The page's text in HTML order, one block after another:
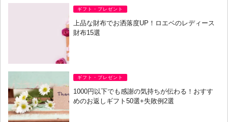
ギフト・プレゼント
上品な財布でお洒落度UP！ロエベのレディース
財布15選
ギフト・プレゼント
1000円以下でも感謝の気持ちが伝わる！おすす
めのお返しギフト50選+失敗例2選